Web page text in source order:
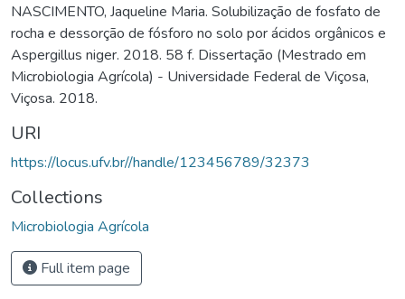
NASCIMENTO, Jaqueline Maria. Solubilização de fosfato de
rocha e dessorção de fósforo no solo por ácidos orgânicos e
Aspergillus niger. 2018. 58 f. Dissertação (Mestrado em
Microbiologia Agrícola) - Universidade Federal de Viçosa,
Viçosa. 2018.
URI
https://locus.ufv.br//handle/123456789/32373
Collections
Microbiologia Agrícola
Full item page